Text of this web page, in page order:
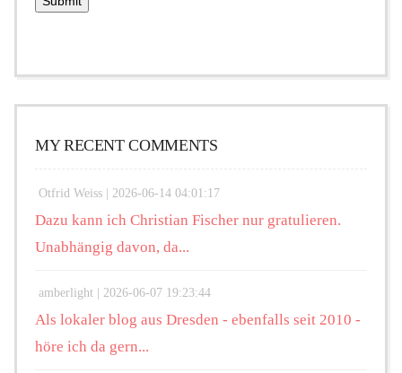
MY RECENT COMMENTS
Otfrid Weiss | 2026-06-14 04:01:17
Dazu kann ich Christian Fischer nur gratulieren.
Unabhängig davon, da...
amberlight | 2026-06-07 19:23:44
Als lokaler blog aus Dresden - ebenfalls seit 2010 -
höre ich da gern...